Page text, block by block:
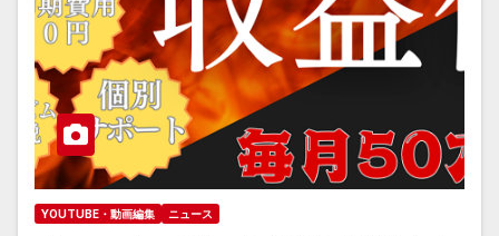
YOUTUBE・動画編集 ニュース